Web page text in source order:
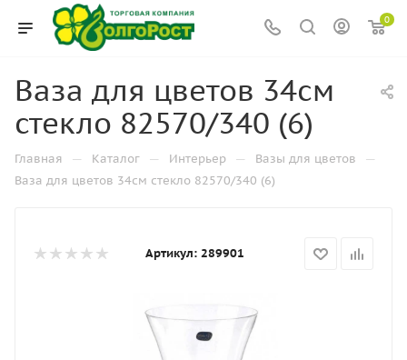
0
Ваза для цветов 34см
стекло 82570/340 (6)
Главная — Каталог — Интерьер — Вазы для цветов —
Ваза для цветов 34см стекло 82570/340 (6)
Артикул: 289901